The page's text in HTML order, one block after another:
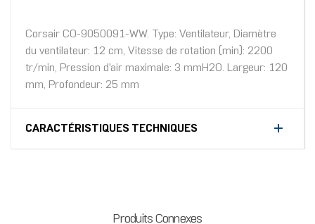
Corsair CO-9050091-WW. Type: Ventilateur, Diamètre
du ventilateur: 12 cm, Vitesse de rotation (min): 2200
tr/min, Pression d'air maximale: 3 mmH2O. Largeur: 120
mm, Profondeur: 25 mm
CARACTÉRISTIQUES TECHNIQUES
Produits Connexes